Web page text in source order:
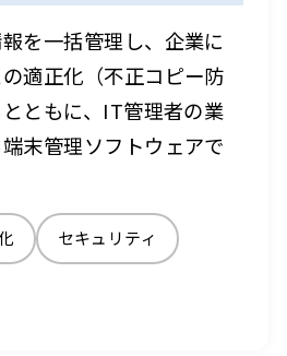
を一括管理し、企業に
適正化（不正コピー防
ともに、IT管理者の業
末管理ソフトウェアで
セキュリティ